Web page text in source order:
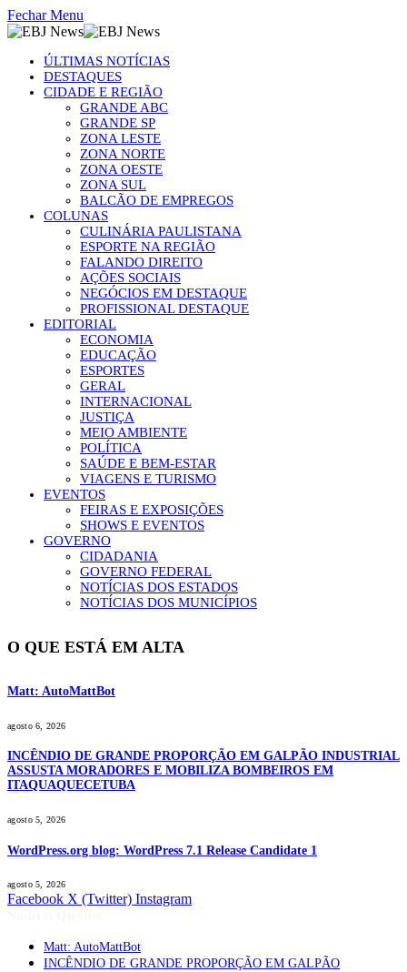
Fechar Menu
ÚLTIMAS NOTÍCIAS
DESTAQUES
CIDADE E REGIÃO
GRANDE ABC
GRANDE SP
ZONA LESTE
ZONA NORTE
ZONA OESTE
ZONA SUL
BALCÃO DE EMPREGOS
COLUNAS
CULINÁRIA PAULISTANA
ESPORTE NA REGIÃO
FALANDO DIREITO
AÇÕES SOCIAIS
NEGÓCIOS EM DESTAQUE
PROFISSIONAL DESTAQUE
EDITORIAL
ECONOMIA
EDUCAÇÃO
ESPORTES
GERAL
INTERNACIONAL
JUSTIÇA
MEIO AMBIENTE
POLÍTICA
SAÚDE E BEM-ESTAR
VIAGENS E TURISMO
EVENTOS
FEIRAS E EXPOSIÇÕES
SHOWS E EVENTOS
GOVERNO
CIDADANIA
GOVERNO FEDERAL
NOTÍCIAS DOS ESTADOS
NOTÍCIAS DOS MUNICÍPIOS
O QUE ESTÁ EM ALTA
Matt: AutoMattBot
agosto 6, 2026
INCÊNDIO DE GRANDE PROPORÇÃO EM GALPÃO INDUSTRIAL
ASSUSTA MORADORES E MOBILIZA BOMBEIROS EM
ITAQUAQUECETUBA
agosto 5, 2026
WordPress.org blog: WordPress 7.1 Release Candidate 1
agosto 5, 2026
Facebook X (Twitter) Instagram
Matt: AutoMattBot
INCÊNDIO DE GRANDE PROPORÇÃO EM GALPÃO